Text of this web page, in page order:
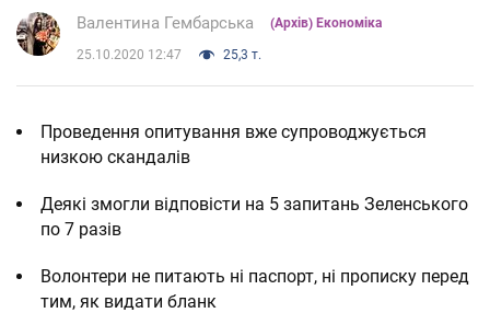
Валентина Гембарська (Архів) Економіка
25.10.2020 12:47 25,3 т.
Проведення опитування вже супроводжується
низкою скандалів
Деякі змогли відповісти на 5 запитань Зеленського
по 7 разів
Волонтери не питають ні паспорт, ні прописку перед
тим, як видати бланк